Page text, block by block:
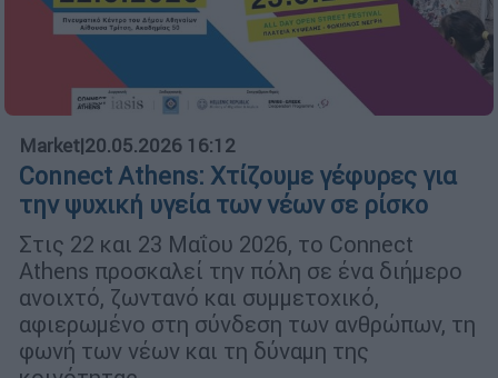
Market|20.05.2026 16:12
Connect Athens: Χτίζουμε γέφυρες για
την ψυχική υγεία των νέων σε ρίσκο
Στις 22 και 23 Μαΐου 2026, το Connect
Athens προσκαλεί την πόλη σε ένα διήμερο
ανοιχτό, ζωντανό και συμμετοχικό,
αφιερωμένο στη σύνδεση των ανθρώπων, τη
φωνή των νέων και τη δύναμη της